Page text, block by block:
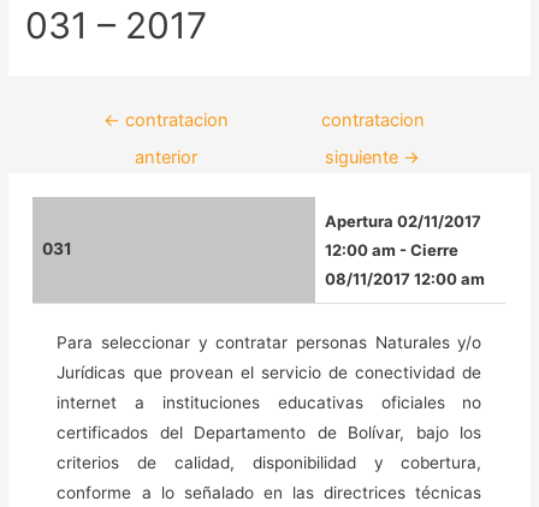
031 – 2017
← contratacion
anterior
contratacion
siguiente →
031
Apertura 02/11/2017
12:00 am - Cierre
08/11/2017 12:00 am
Para seleccionar y contratar personas Naturales y/o
Jurídicas que provean el servicio de conectividad de
internet a instituciones educativas oficiales no
certificados del Departamento de Bolívar, bajo los
criterios de calidad, disponibilidad y cobertura,
conforme a lo señalado en las directrices técnicas